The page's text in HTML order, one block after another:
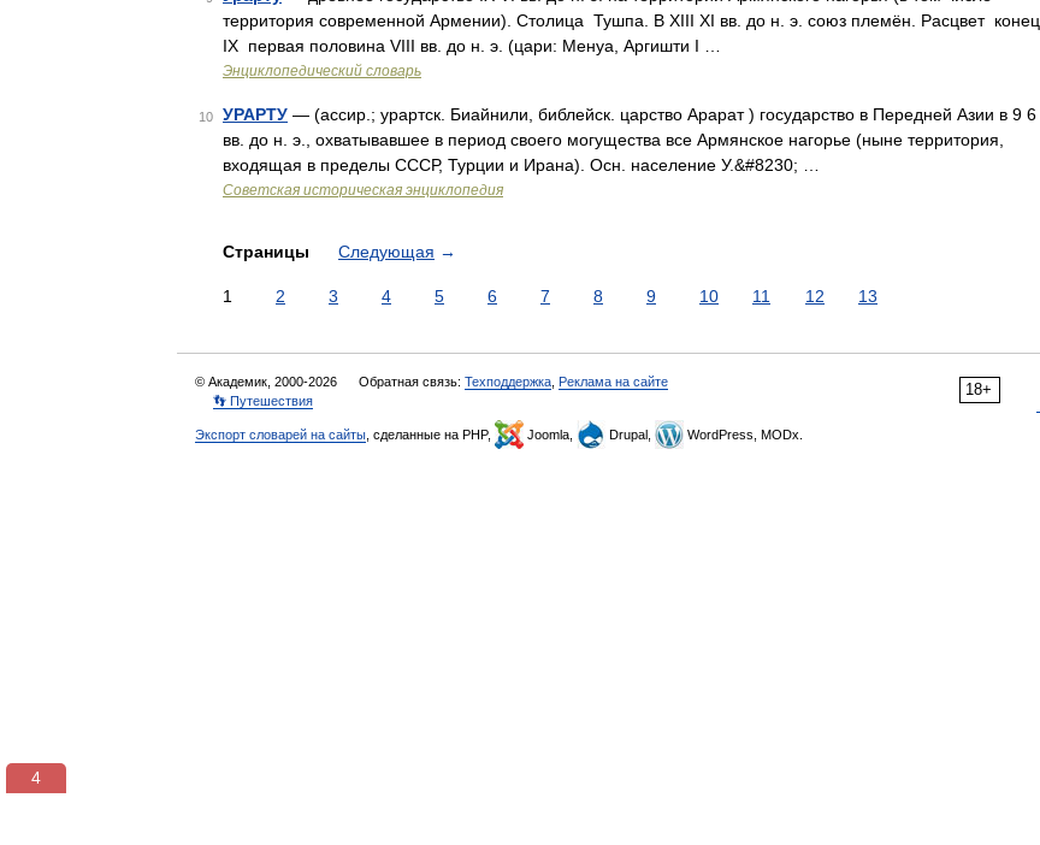
территория современной Армении). Столица Тушпа. В XIII XI вв. до н. э. союз племён. Расцвет конец
IX первая половина VIII вв. до н. э. (цари: Менуа, Аргишти I …
Энциклопедический словарь
10 УРАРТУ — (ассир.; урартск. Биайнили, библейск. царство Арарат ) государство в Передней Азии в 9 6
вв. до н. э., охватывавшее в период своего могущества все Армянское нагорье (ныне территория,
входящая в пределы СССР, Турции и Ирана). Осн. население У.&#8230; …
Советская историческая энциклопедия
Страницы Следующая →
1 2 3 4 5 6 7 8 9 10 11 12 13
18+
© Академик, 2000-2026 Обратная связь: Техподдержка Реклама на сайте
👣 Путешествия
Экспорт словарей на сайты , сделанные на PHP, Joomla, Drupal, WordPress, MODx.
3